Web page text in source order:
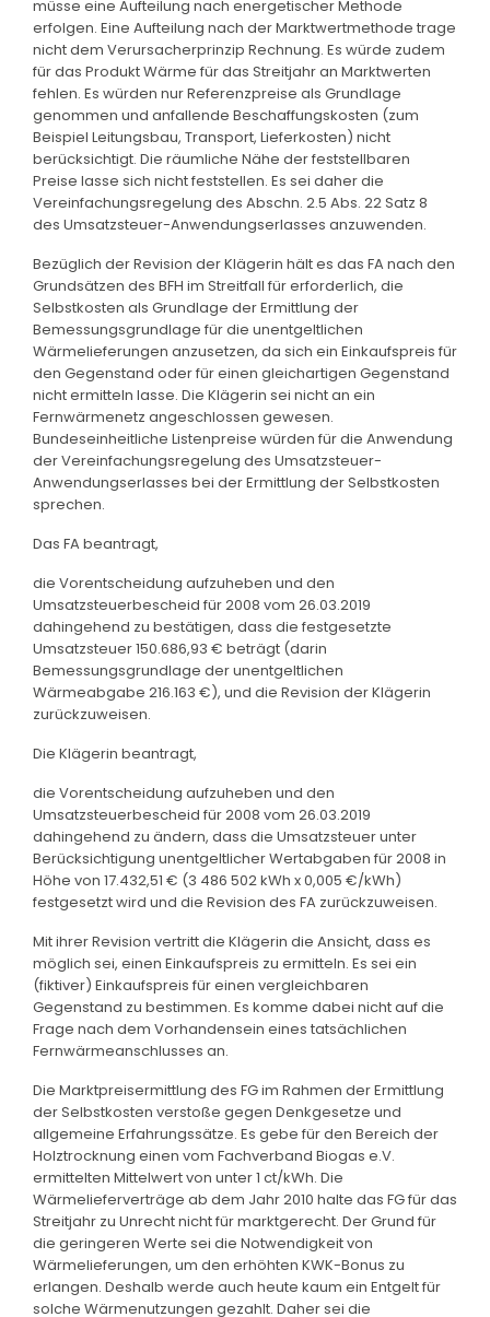
müsse eine Aufteilung nach energetischer Methode
erfolgen. Eine Aufteilung nach der Marktwertmethode trage
nicht dem Verursacherprinzip Rechnung. Es würde zudem
für das Produkt Wärme für das Streitjahr an Marktwerten
fehlen. Es würden nur Referenzpreise als Grundlage
genommen und anfallende Beschaffungskosten (zum
Beispiel Leitungsbau, Transport, Lieferkosten) nicht
berücksichtigt. Die räumliche Nähe der feststellbaren
Preise lasse sich nicht feststellen. Es sei daher die
Vereinfachungsregelung des Abschn. 2.5 Abs. 22 Satz 8
des Umsatzsteuer-Anwendungserlasses anzuwenden.
Bezüglich der Revision der Klägerin hält es das FA nach den
Grundsätzen des BFH im Streitfall für erforderlich, die
Selbstkosten als Grundlage der Ermittlung der
Bemessungsgrundlage für die unentgeltlichen
Wärmelieferungen anzusetzen, da sich ein Einkaufspreis für
den Gegenstand oder für einen gleichartigen Gegenstand
nicht ermitteln lasse. Die Klägerin sei nicht an ein
Fernwärmenetz angeschlossen gewesen.
Bundeseinheitliche Listenpreise würden für die Anwendung
der Vereinfachungsregelung des Umsatzsteuer-
Anwendungserlasses bei der Ermittlung der Selbstkosten
sprechen.
Das FA beantragt,
die Vorentscheidung aufzuheben und den
Umsatzsteuerbescheid für 2008 vom 26.03.2019
dahingehend zu bestätigen, dass die festgesetzte
Umsatzsteuer 150.686,93 € beträgt (darin
Bemessungsgrundlage der unentgeltlichen
Wärmeabgabe 216.163 €), und die Revision der Klägerin
zurückzuweisen.
Die Klägerin beantragt,
die Vorentscheidung aufzuheben und den
Umsatzsteuerbescheid für 2008 vom 26.03.2019
dahingehend zu ändern, dass die Umsatzsteuer unter
Berücksichtigung unentgeltlicher Wertabgaben für 2008 in
Höhe von 17.432,51 € (3 486 502 kWh x 0,005 €/kWh)
festgesetzt wird und die Revision des FA zurückzuweisen.
Mit ihrer Revision vertritt die Klägerin die Ansicht, dass es
möglich sei, einen Einkaufspreis zu ermitteln. Es sei ein
(fiktiver) Einkaufspreis für einen vergleichbaren
Gegenstand zu bestimmen. Es komme dabei nicht auf die
Frage nach dem Vorhandensein eines tatsächlichen
Fernwärmeanschlusses an.
Die Marktpreisermittlung des FG im Rahmen der Ermittlung
der Selbstkosten verstoße gegen Denkgesetze und
allgemeine Erfahrungssätze. Es gebe für den Bereich der
Holztrocknung einen vom Fachverband Biogas e.V.
ermittelten Mittelwert von unter 1 ct/kWh. Die
Wärmelieferverträge ab dem Jahr 2010 halte das FG für das
Streitjahr zu Unrecht nicht für marktgerecht. Der Grund für
die geringeren Werte sei die Notwendigkeit von
Wärmelieferungen, um den erhöhten KWK-Bonus zu
erlangen. Deshalb werde auch heute kaum ein Entgelt für
solche Wärmenutzungen gezahlt. Daher sei die